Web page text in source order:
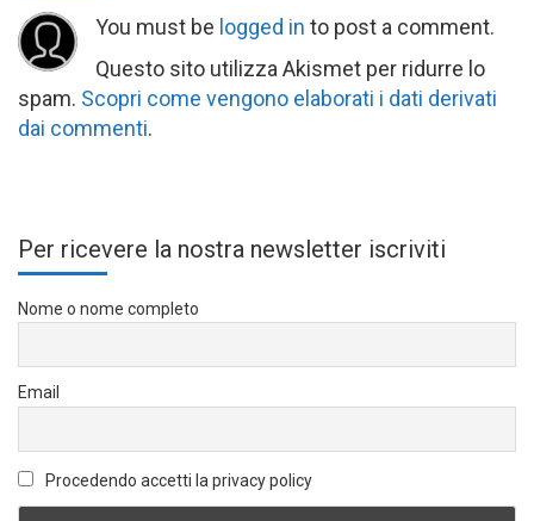
You must be logged in to post a comment.
Questo sito utilizza Akismet per ridurre lo
spam. Scopri come vengono elaborati i dati derivati
dai commenti.
Per ricevere la nostra newsletter iscriviti
Nome o nome completo
Email
Procedendo accetti la privacy policy